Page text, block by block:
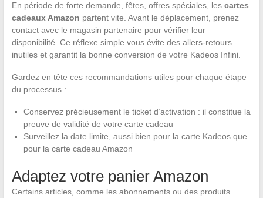
En période de forte demande, fêtes, offres spéciales, les cartes
cadeaux Amazon partent vite. Avant le déplacement, prenez
contact avec le magasin partenaire pour vérifier leur
disponibilité. Ce réflexe simple vous évite des allers-retours
inutiles et garantit la bonne conversion de votre Kadeos Infini.
Gardez en tête ces recommandations utiles pour chaque étape
du processus :
Conservez précieusement le ticket d’activation : il constitue la
preuve de validité de votre carte cadeau
Surveillez la date limite, aussi bien pour la carte Kadeos que
pour la carte cadeau Amazon
Adaptez votre panier Amazon
Certains articles, comme les abonnements ou des produits